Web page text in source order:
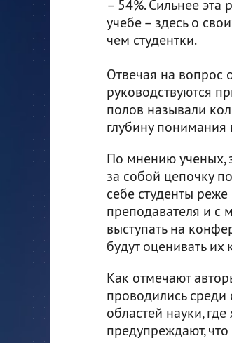
– 54%. Сильнее эта
учебе – здесь о
чем студентки.
Отвечая на вопрос
руководствуются
полов называли
глубину понимания
По мнению ученых,
за собой цепочку
себе студенты
преподавателя и с
выступать на
будут оценивать
Как отмечают
проводились среди
областей науки,
предупреждают,